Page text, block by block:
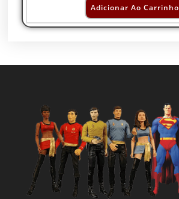
Adicionar Ao Carrinho